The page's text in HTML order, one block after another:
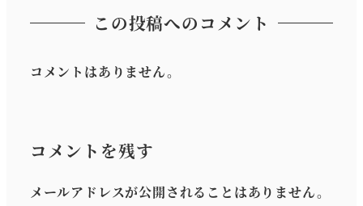
この投稿へのコメント
コメントはありません。
コメントを残す
メールアドレスが公開されることはありません。